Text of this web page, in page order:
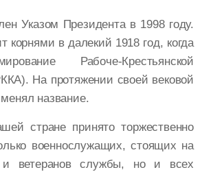
Указом Президента в 1998 году.
корнями в далекий 1918 год, когда
Рабоче-Крестьянской
На протяжении своей вековой
название.
стране принято торжественно
военнослужащих, стоящих на
ветеранов службы, но и всех